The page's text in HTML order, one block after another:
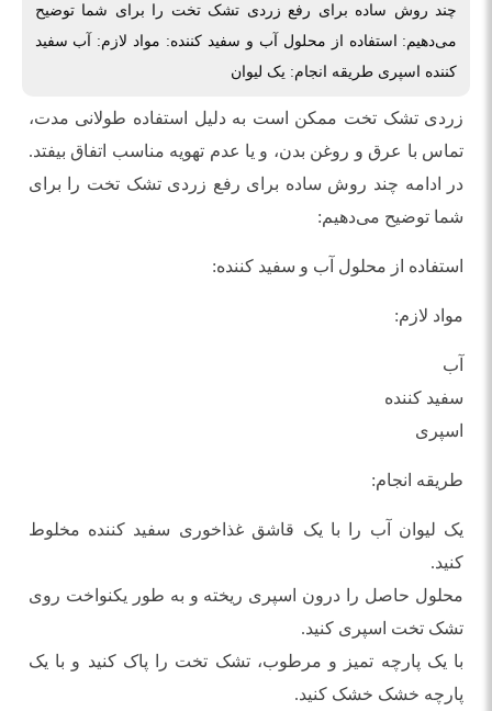
چند روش ساده برای رفع زردی تشک تخت را برای شما توضیح
می‌دهیم: استفاده از محلول آب و سفید کننده: مواد لازم: آب سفید
کننده اسپری طریقه انجام: یک لیوان
زردی تشک تخت ممکن است به دلیل استفاده طولانی مدت،
تماس با عرق و روغن بدن، و یا عدم تهویه مناسب اتفاق بیفتد.
در ادامه چند روش ساده برای رفع زردی تشک تخت را برای
شما توضیح می‌دهیم:
استفاده از محلول آب و سفید کننده:
مواد لازم:
آب
سفید کننده
اسپری
طریقه انجام:
یک لیوان آب را با یک قاشق غذاخوری سفید کننده مخلوط
کنید.
محلول حاصل را درون اسپری ریخته و به طور یکنواخت روی
تشک تخت اسپری کنید.
با یک پارچه تمیز و مرطوب، تشک تخت را پاک کنید و با یک
پارچه خشک خشک کنید.